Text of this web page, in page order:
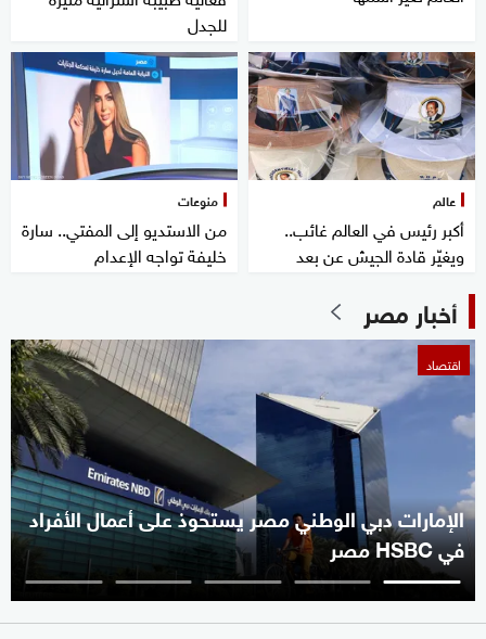
للجدل
عالم
أكبر رئيس في العالم غائب..
ويغيّر قادة الجيش عن بعد
منوعات
من الاستديو إلى المفتي.. سارة
خليفة تواجه الإعدام
أخبار مصر
اقتصاد
الإمارات دبي الوطني مصر يستحوذ على أعمال الأفراد
في HSBC مصر